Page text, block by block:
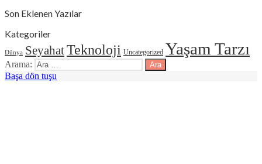
Son Eklenen Yazılar
Kategoriler
Dünya SeyahatTeknoloji Uncategorized Yaşam Tarzı
Arama:
Başa dön tuşu